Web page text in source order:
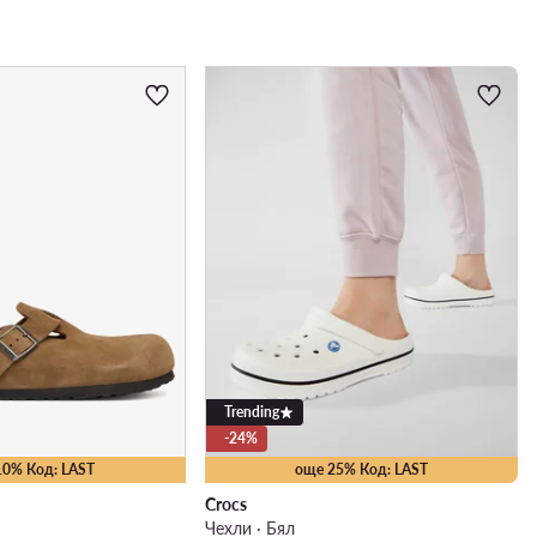
Код: LAST още 25% Код: LAST
Trending
-24%
Crocs
Чехли · Бял